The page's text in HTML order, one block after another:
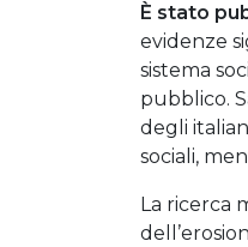
È stato
evidenze
sistema
pubblico.
degli
sociali,
La ricerca